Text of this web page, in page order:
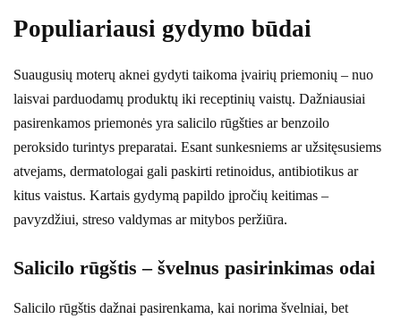
Populiariausi gydymo būdai
Suaugusių moterų aknei gydyti taikoma įvairių priemonių – nuo
laisvai parduodamų produktų iki receptinių vaistų. Dažniausiai
pasirenkamos priemonės yra salicilo rūgšties ar benzoilo
peroksido turintys preparatai. Esant sunkesniems ar užsitęsusiems
atvejams, dermatologai gali paskirti retinoidus, antibiotikus ar
kitus vaistus. Kartais gydymą papildo įpročių keitimas –
pavyzdžiui, streso valdymas ar mitybos peržiūra.
Salicilo rūgštis – švelnus pasirinkimas odai
Salicilo rūgštis dažnai pasirenkama, kai norima švelniai, bet